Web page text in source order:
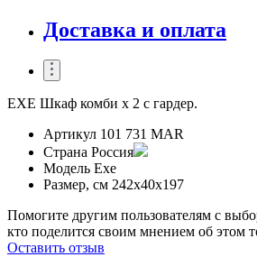
Доставка и оплата
EXE Шкаф комби x 2 с гардер.
Артикул 101 731 MAR
Страна Россия
Модель Exe
Размер, см 242x40x197
Помогите другим пользователям с
кто поделится своим мнением об этом
Оставить отзыв